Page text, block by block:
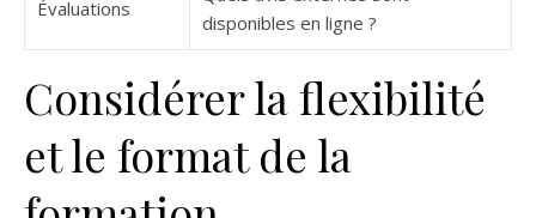
Évaluations
disponibles en ligne ?
Considérer la flexibilité
et le format de la